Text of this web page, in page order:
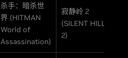
杀手：暗杀世
界 (HITMAN
World of
Assassination)
寂静岭 2
(SILENT HILL
2)